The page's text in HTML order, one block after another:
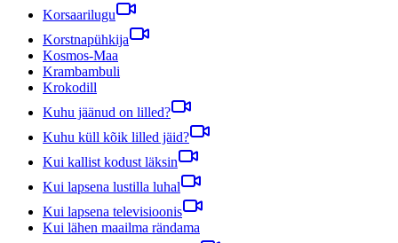
Korsaarilugu
Korstnapühkija
Kosmos-Maa
Krambambuli
Krokodill
Kuhu jäänud on lilled?
Kuhu küll kõik lilled jäid?
Kui kallist kodust läksin
Kui lapsena lustilla luhal
Kui lapsena televisioonis
Kui lähen maailma rändama